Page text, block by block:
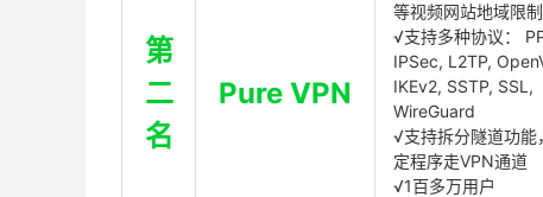
第
二
名
Pure VPN
等视频网站地域限制
√支持多种协议：
IPSec, L2TP,
IKEv2, SSTP, SSL,
WireGuard
√支持拆分隧道功能
定程序走VPN通道
√1百多万用户